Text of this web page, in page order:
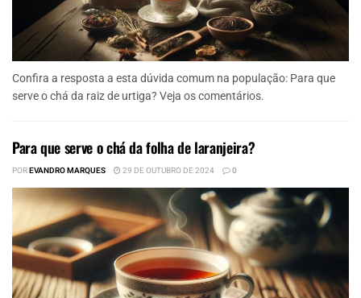
Confira a resposta a esta dúvida comum na população: Para que
serve o chá da raiz de urtiga? Veja os comentários.
Para que serve o chá da folha de laranjeira?
POREVANDRO MARQUES 29 DE OUTUBRO DE 2024 0